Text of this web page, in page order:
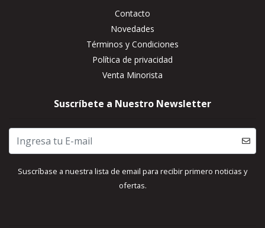
Contacto
Novedades
Términos y Condiciones
Política de privacidad
Venta Minorista
Suscríbete a Nuestro Newsletter
Suscríbase a nuestra lista de email para recibir primero noticias y
ofertas.